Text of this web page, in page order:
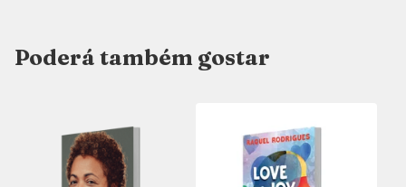
Poderá também gostar